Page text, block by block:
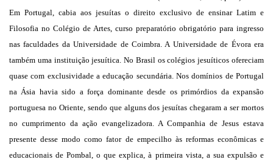
Em Portugal, cabia aos jesuítas o direito exclusivo de ensinar Latim e
Filosofia no Colégio de Artes, curso preparatório obrigatório para ingresso
nas faculdades da Universidade de Coimbra. A Universidade de Évora era
também uma instituição jesuítica. No Brasil os colégios jesuíticos ofereciam
quase com exclusividade a educação secundária. Nos domínios de Portugal
na Ásia havia sido a força dominante desde os primórdios da expansão
portuguesa no Oriente, sendo que alguns dos jesuítas chegaram a ser mortos
no cumprimento da ação evangelizadora. A Companhia de Jesus estava
presente desse modo como fator de empecilho às reformas econômicas e
educacionais de Pombal, o que explica, à primeira vista, a sua expulsão e